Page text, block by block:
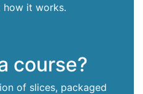
how it works.
course?
of slices, packaged